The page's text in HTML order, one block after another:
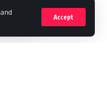
and
Accept